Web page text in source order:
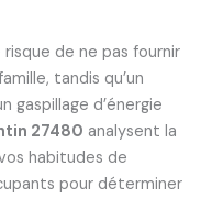
de ne pas fournir
tandis qu’un
gaspillage d’énergie
27480 analysent la
habitudes de
pour déterminer